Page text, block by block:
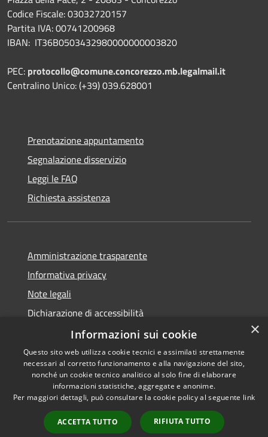
Codice Fiscale: 03032720157
Partita IVA: 00741200968
IBAN: IT36B0503432980000000003820
PEC: protocollo@comune.concorezzo.mb.legalmail.it
Centralino Unico: (+39) 039.628001
Prenotazione appuntamento
Segnalazione disservizio
Leggi le FAQ
Richiesta assistenza
Amministrazione trasparente
Informativa privacy
Note legali
Dichiarazione di accessibilità
Whistleblowing
RSS
Accessibilità
Copyright © 2026 • Comune di
Municipium•
Accesso
×
Informazioni sui cookie
Questo sito web utilizza cookie tecnici e assimilati strettamente
necessari al corretto funzionamento e alla navigazione del sito,
nonché un cookie tecnico analitico al solo fine di elaborare
informazioni statistiche, aggregate e anonime.
Per maggiori dettagli, può consultare la cookie policy al seguente link
ACCETTA TUTTO RIFIUTA TUTTO